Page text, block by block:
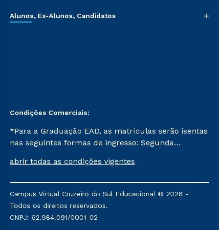
Alunos, Ex-Alunos, Candidatos +
Condições Comerciais:
*Para a Graduação EAD, as matrículas serão isentas
nas seguintes formas de ingresso: Segunda
Já para as demais, a taxa de matrícula será de R$
mencionadas são referentes aos cursos: Ensino
Religioso, Geografia para a Docência e Metodologia
do Ensino de História: Questões Atuais.
abrir todas as condições vigentes
Campus Virtual Cruzeiro do Sul Educacional © 2026 -
Todos os direitos reservados.
CNPJ: 62.984.091/0001-02